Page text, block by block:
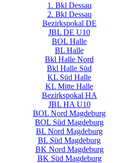
1. Bkl Dessau
2. Bkl Dessau
Bezirkspokal DE
JBL DE U10
BOL Halle
BL Halle
Bkl Halle Nord
Bkl Halle Süd
KL Süd Halle
KL Mitte Halle
Bezirkspokal HA
JBL HA U10
BOL Nord Magdeburg
BOL Süd Magdeburg
BL Nord Magdeburg
BL Süd Magdeburg
BK Nord Magdeburg
BK Süd Magdeburg